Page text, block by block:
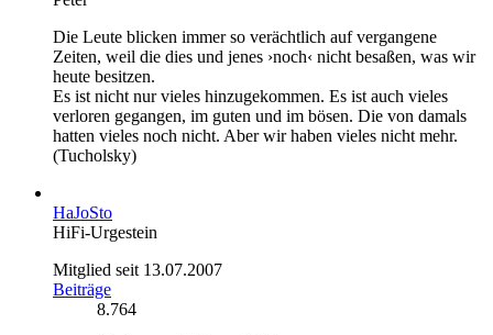
Die Leute blicken immer so verächtlich auf vergangene
Zeiten, weil die dies und jenes ›noch‹ nicht besaßen, was wir
heute besitzen.
Es ist nicht nur vieles hinzugekommen. Es ist auch vieles
verloren gegangen, im guten und im bösen. Die von damals
hatten vieles noch nicht. Aber wir haben vieles nicht mehr.
(Tucholsky)
HaJoSto
HiFi-Urgestein
Mitglied seit 13.07.2007
Beiträge
8.764